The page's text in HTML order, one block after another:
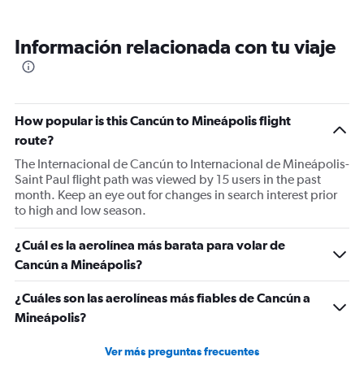
Información relacionada con tu viaje
How popular is this Cancún to Mineápolis flight
route?
The Internacional de Cancún to Internacional de Mineápolis-
Saint Paul flight path was viewed by 15 users in the past
month. Keep an eye out for changes in search interest prior
to high and low season.
¿Cuál es la aerolínea más barata para volar de
Cancún a Mineápolis?
¿Cuáles son las aerolíneas más fiables de Cancún a
Mineápolis?
Ver más preguntas frecuentes